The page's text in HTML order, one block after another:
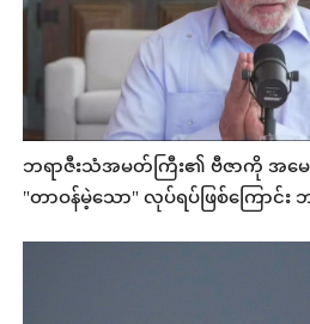
ဘရာဇီးသံအမတ်ကြီး၏ ဗီဇာကို အမ
"တာဝန်မဲ့သော" လုပ်ရပ်ဖြစ်ကြောင်